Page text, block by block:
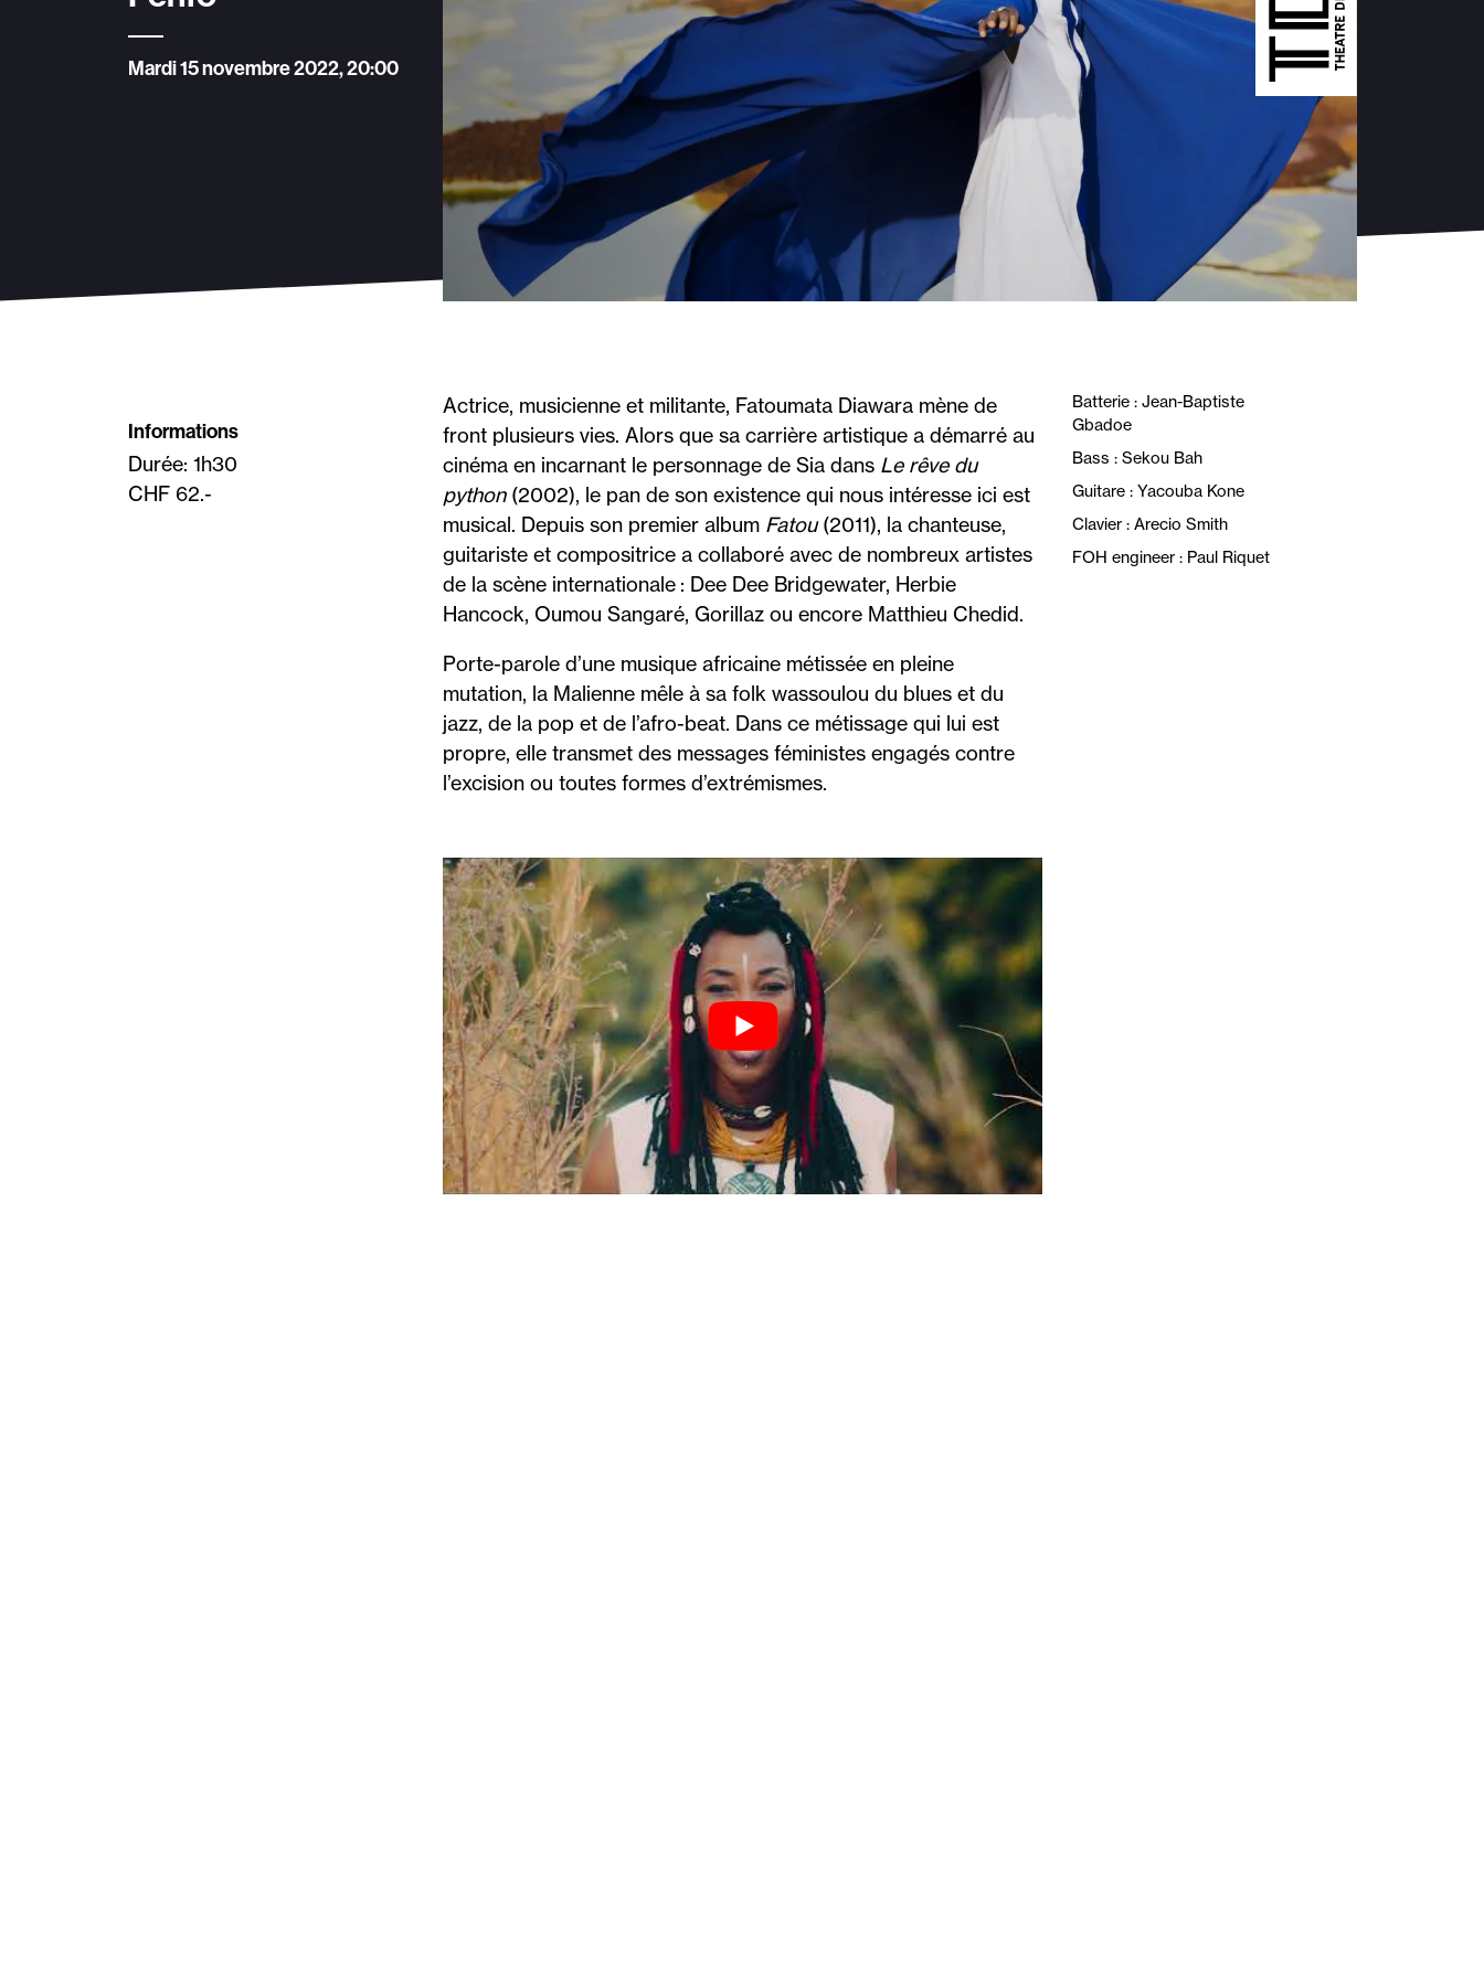
Mardi 15 novembre 2022, 20:00
Informations
Durée: 1h30
CHF 62.-
Actrice, musicienne et militante, Fatoumata Diawara mène de
front plusieurs vies. Alors que sa carrière artistique a démarré au
cinéma en incarnant le personnage de Sia dans Le rêve du
python(2002), le pan de son existence qui nous intéresse ici est
musical. Depuis son premier album Fatou(2011), la chanteuse,
guitariste et compositrice a collaboré avec de nombreux artistes
de la scène internationale : Dee Dee Bridgewater, Herbie
Hancock, Oumou Sangaré, Gorillaz ou encore Matthieu Chedid.
Porte-parole d’une musique africaine métissée en pleine
mutation, la Malienne mêle à sa folk wassoulou du blues et du
jazz, de la pop et de l’afro-beat. Dans ce métissage qui lui est
propre, elle transmet des messages féministes engagés contre
l’excision ou toutes formes d’extrémismes.
Batterie : Jean-Baptiste
Gbadoe
Bass : Sekou Bah
Guitare : Yacouba Kone
Clavier : Arecio Smith
FOH engineer : Paul Riquet